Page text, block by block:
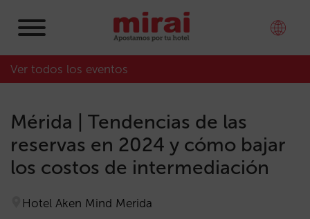
Ver todos los eventos
Mérida | Tendencias de las
reservas en 2024 y cómo bajar
los costos de intermediación
Hotel Aken Mind Merida